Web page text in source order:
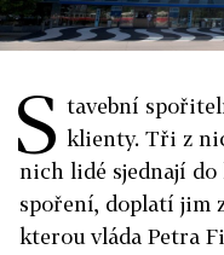
S tavební
klienty. Tři z
nich lidé sjednají
spoření, doplatí jim
kterou vláda Petra